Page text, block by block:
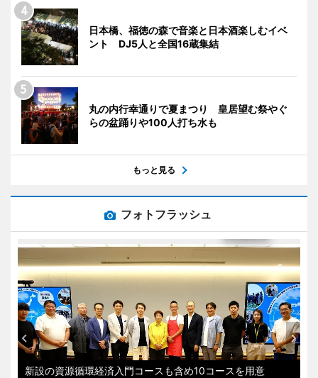
日本橋、福徳の森で音楽と日本酒楽しむイベ
ント DJ5人と全国16蔵集結
丸の内行幸通りで夏まつり 皇居望む祭やぐ
らの盆踊りや100人打ち水も
もっと見る
フォトフラッシュ
新設の資源循環経済入門コースも含め10コースを用意